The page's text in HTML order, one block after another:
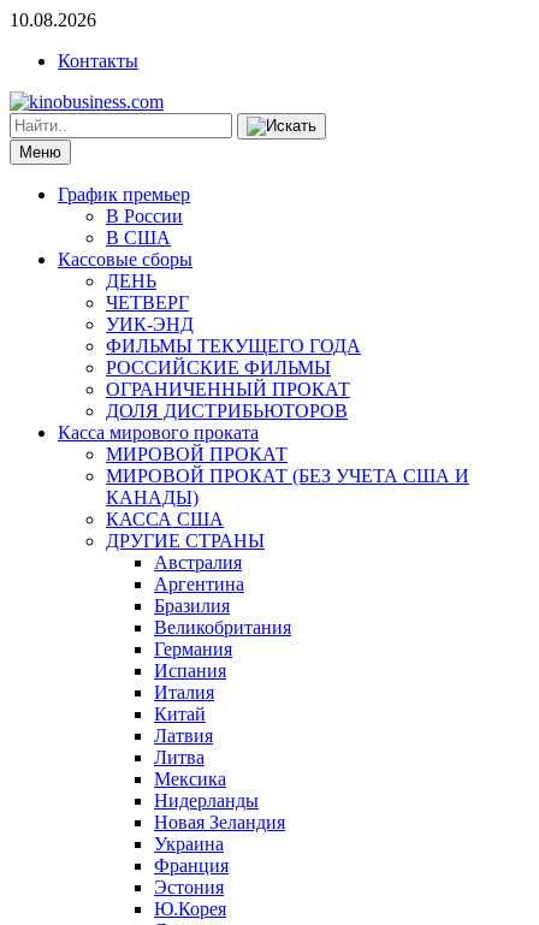
10.08.2026
Контакты
Меню
График премьер
В России
В США
Кассовые сборы
ДЕНЬ
ЧЕТВЕРГ
УИК-ЭНД
ФИЛЬМЫ ТЕКУЩЕГО ГОДА
РОССИЙСКИЕ ФИЛЬМЫ
ОГРАНИЧЕННЫЙ ПРОКАТ
ДОЛЯ ДИСТРИБЬЮТОРОВ
Касса мирового проката
МИРОВОЙ ПРОКАТ
МИРОВОЙ ПРОКАТ (БЕЗ УЧЕТА США И
КАНАДЫ)
КАССА США
ДРУГИЕ СТРАНЫ
Австралия
Аргентина
Бразилия
Великобритания
Германия
Испания
Италия
Китай
Латвия
Литва
Мексика
Нидерланды
Новая Зеландия
Украина
Франция
Эстония
Ю.Корея